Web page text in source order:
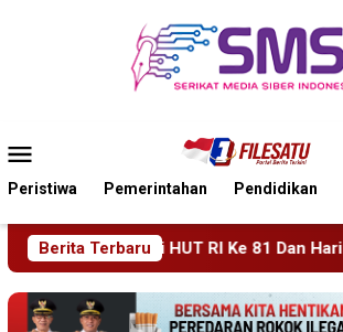
Mobile
Peristiwa Pemerintahan Pendidikan
Berita Terbaru
Jadi Ke 702 Kabupaten Blitar,